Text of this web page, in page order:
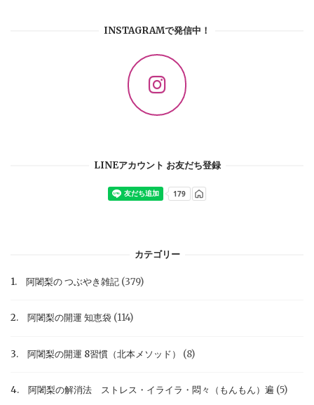
INSTAGRAMで発信中！
LINEアカウント お友だち登録
カテゴリー
1. 阿闍梨の つぶやき雑記 (379)
2. 阿闍梨の開運 知恵袋 (114)
3. 阿闍梨の開運 8習慣（北本メソッド） (8)
4. 阿闍梨の解消法 ストレス・イライラ・悶々（もんもん）遍 (5)